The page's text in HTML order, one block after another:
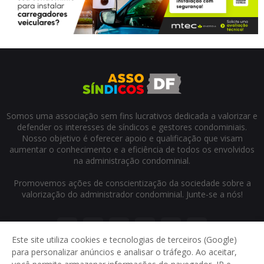
Somos uma associação sem fins lucrativos dedicada a valorizar e
defender os interesses de síndicos e gestores condominiais.
Nosso objetivo é oferecer apoio e qualificação que visam
aumentar o conhecimento e a eficiência de todos os envolvidos
na administração condominial.
Promovemos ações de conscientização da sociedade sobre a
valorização do administrador condominial. Junte-se a nós!
Este site utiliza cookies e tecnologias de terceiros (Google)
para personalizar anúncios e analisar o tráfego. Ao aceitar,